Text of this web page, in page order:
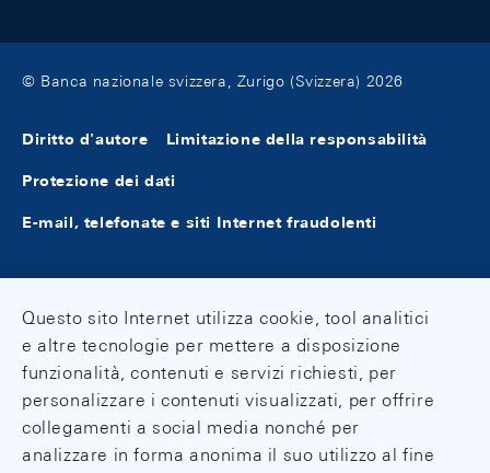
© Banca nazionale svizzera, Zurigo (Svizzera) 2026
Diritto d'autore Limitazione della responsabilità
Protezione dei dati
E-mail, telefonate e siti Internet fraudolenti
Questo sito Internet utilizza cookie, tool analitici
e altre tecnologie per mettere a disposizione
funzionalità, contenuti e servizi richiesti, per
personalizzare i contenuti visualizzati, per offrire
collegamenti a social media nonché per
analizzare in forma anonima il suo utilizzo al fine